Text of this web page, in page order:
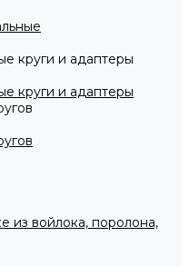
круги и адаптеры
круги и адаптеры
из войлока, поролона,